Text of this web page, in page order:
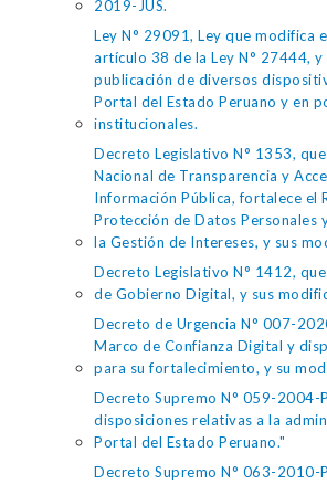
2019-JUS.
Ley N° 29091, Ley que modifica
artículo 38 de la Ley N° 27444, y
publicación de diversos
Portal del Estado Peruano y en
institucionales.
Decreto Legislativo N° 1353,
Nacional de Transparencia y
Información Pública, fortalece el
Protección de Datos Personales
la Gestión de Intereses, y sus
Decreto Legislativo N° 1412,
de Gobierno Digital, y sus
Decreto de Urgencia N° 007-
Marco de Confianza Digital y
para su fortalecimiento, y su
Decreto Supremo N° 059-2004-
disposiciones relativas a la
Portal del Estado Peruano."
Decreto Supremo N° 063-2010-